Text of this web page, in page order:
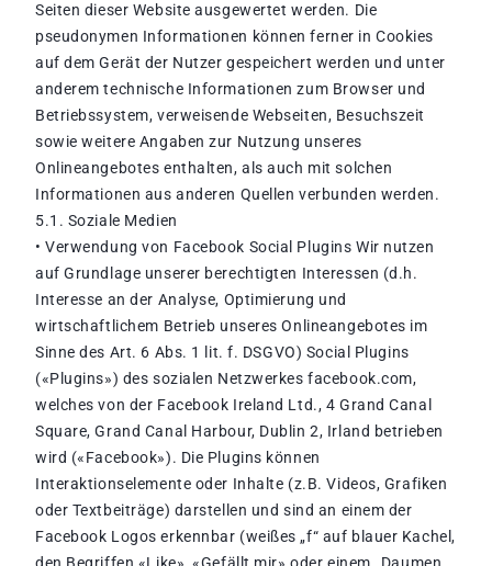
Seiten dieser Website ausgewertet werden. Die
pseudonymen Informationen können ferner in Cookies
auf dem Gerät der Nutzer gespeichert werden und unter
anderem technische Informationen zum Browser und
Betriebssystem, verweisende Webseiten, Besuchszeit
sowie weitere Angaben zur Nutzung unseres
Onlineangebotes enthalten, als auch mit solchen
Informationen aus anderen Quellen verbunden werden.
5.1. Soziale Medien
• Verwendung von Facebook Social Plugins Wir nutzen
auf Grundlage unserer berechtigten Interessen (d.h.
Interesse an der Analyse, Optimierung und
wirtschaftlichem Betrieb unseres Onlineangebotes im
Sinne des Art. 6 Abs. 1 lit. f. DSGVO) Social Plugins
(«Plugins») des sozialen Netzwerkes facebook.com,
welches von der Facebook Ireland Ltd., 4 Grand Canal
Square, Grand Canal Harbour, Dublin 2, Irland betrieben
wird («Facebook»). Die Plugins können
Interaktionselemente oder Inhalte (z.B. Videos, Grafiken
oder Textbeiträge) darstellen und sind an einem der
Facebook Logos erkennbar (weißes „f“ auf blauer Kachel,